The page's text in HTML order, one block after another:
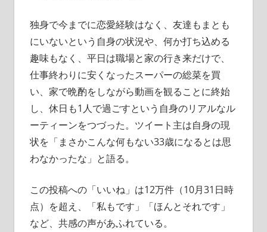
独身で今までに恋愛経験はなく、友達もまとも
にいないという自身の状況や、何か打ち込める
趣味もなく、平日は職場と家の行き来だけで、
仕事終わりに安くなったスーパーの総菜を買
い、家で晩酌をしながら動画を観ることに終始
し、休日も1人で過ごすという自身のリアルなル
ーティーンをつづった。ツイート主は自身の現
状を「まさかこんな何もない33歳になるとは思
わなかったな」と語る。
この投稿への「いいね」は12万件（10月31日時
点）を超え、「私もです」「ほんとそれです」
など、共感の声があふれている。